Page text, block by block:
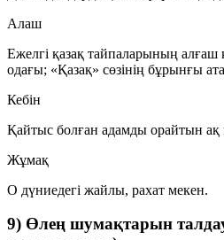
Алаш
Ежелгі қазақ тайпаларының алғаш
одағы; «Қазақ» сөзінің бұрынғы
Кебін
Қайтыс болған адамды орайтын ақ
Жұмақ
О дүниедегі жайлы, рахат мекен.
9) Өлең шумақтарын